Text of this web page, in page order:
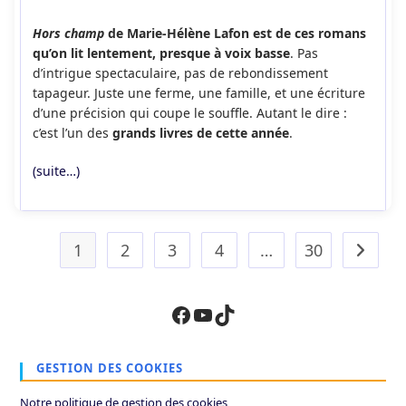
publication :
Hors champde Marie-Hélène Lafon est de ces romans
qu’on lit lentement, presque à voix basse. Pas
d’intrigue spectaculaire, pas de rebondissement
tapageur. Juste une ferme, une famille, et une écriture
d’une précision qui coupe le souffle. Autant le dire :
c’est l’un des grands livres de cette année.
(suite…)
1 2 3 4 … 30 Aller à
Facebook
YouTube
TikTok
GESTION DES COOKIES
Notre politique de gestion des cookies